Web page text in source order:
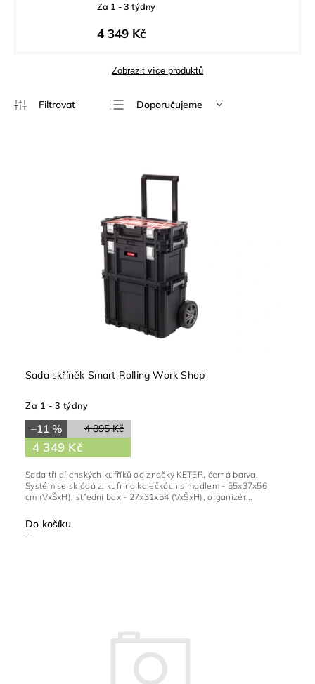
Za 1 - 3 týdny
4 349 Kč
Zobrazit více produktů
Doporučujeme
Nejprodávanější
Abecedně
Sada skříněk Smart Rolling Work Shop
Za 1 - 3 týdny
4 895 Kč
–11 %
4 349 Kč
Do košíku
Sada tří dílenských kufříků od značky KETER, černá barva,
Systém se skládá z: kufr na kolečkách s madlem - 55x37x56
cm (VxŠxH), střední box - 27x31x54 (VxŠxH), organizér...